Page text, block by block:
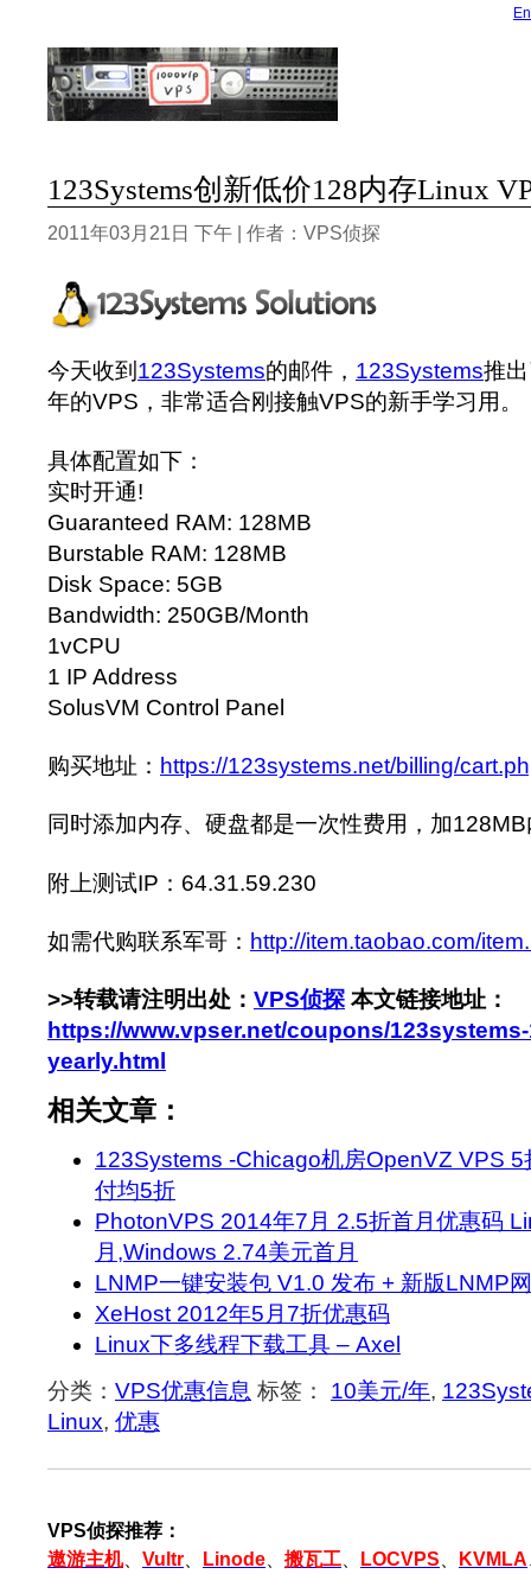
123Systems创新低价128内存Linux
2011年03月21日 下午 | 作者：VPS侦探
今天收到 123Systems的邮件， 123Systems推
年的VPS，非常适合刚接触VPS的新手学习用。
具体配置如下：
实时开通!
Guaranteed RAM: 128MB
Burstable RAM: 128MB
Disk Space: 5GB
Bandwidth: 250GB/Month
1vCPU
1 IP Address
SolusVM Control Panel
购买地址： https://123systems.net/billing/
同时添加内存、硬盘都是一次性费用，加
附上测试IP：64.31.59.230
如需代购联系军哥： http://item.taobao.com/
>>转载请注明出处： VPS侦探 本文链接地址：
https://www.vpser.net/coupons/
yearly.html
相关文章：
123Systems -Chicago机房OpenVZ VPS 5
付均5折
PhotonVPS 2014年7月 2.5折首月优惠码
月,Windows 2.74美元首月
LNMP一键安装包 V1.0 发布 + 新版LNMP
XeHost 2012年5月7折优惠码
Linux下多线程下载工具 – Axel
分类： VPS优惠信息 标签： 10美元/年,
Linux, 优惠
VPS侦探推荐：
遨游主机、 Vultr Linode 搬瓦工 LOCVPS KVMLA